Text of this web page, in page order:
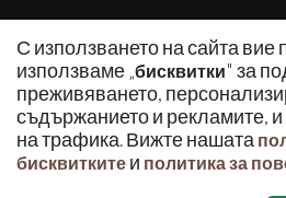
С използването на сайта вие
използваме „бисквитки" за
преживяването,
съдържанието и рекламите,
на трафика. Вижте нашата
бисквитките и политика за
ПО
ВОДЕЩИ